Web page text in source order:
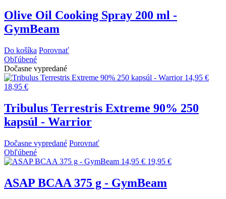
Olive Oil Cooking Spray 200 ml -
GymBeam
Do košíka Porovnať
Obľúbené
Dočasne vypredané
14,95 €
18,95 €
Tribulus Terrestris Extreme 90% 250
kapsúl - Warrior
Dočasne vypredané Porovnať
Obľúbené
14,95 € 19,95 €
ASAP BCAA 375 g - GymBeam